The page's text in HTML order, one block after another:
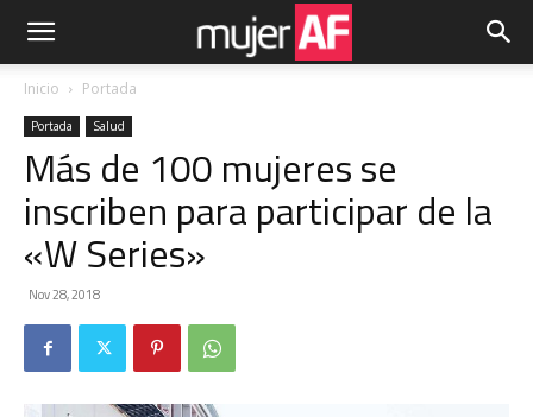
Inicio Portada
Portada Salud
Más de 100 mujeres se
inscriben para participar de la
«W Series»
Nov 28, 2018